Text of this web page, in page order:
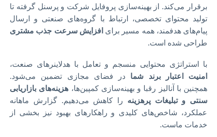
برقرار می‌کند. از بهینه‌سازی پروفایل شرکت و پرسنل گرفته تا
تولید محتوای تخصصی، ارتباط با گروه‌های صنعتی و ارسال
پیام‌های هدفمند، همه مسیر برایافزایش سرعت جذب مشتری
طراحی شده است.
با استراتژی محتوایی منسجم و تعامل با هدلاینرهای صنعت،
امنیت اعتبار برند شما در فضای مجازی تضمین می‌شود.
همچنین با آنالیز رقبا و بهینه‌سازی کمپین‌ها، هزینه‌های بازاریابی
سنتی و تبلیغات پرهزینه را کاهش می‌دهیم. گزارش ماهانه
عملکرد، شاخص‌های کلیدی و راهکارهای بهبود نیز بخشی از
خدمات ماست.